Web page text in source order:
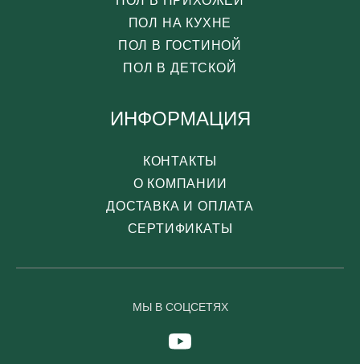
ПОЛ НА КУХНЕ
ПОЛ В ГОСТИНОЙ
ПОЛ В ДЕТСКОЙ
ИНФОРМАЦИЯ
КОНТАКТЫ
О КОМПАНИИ
ДОСТАВКА И ОПЛАТА
СЕРТИФИКАТЫ
МЫ В СОЦСЕТЯХ